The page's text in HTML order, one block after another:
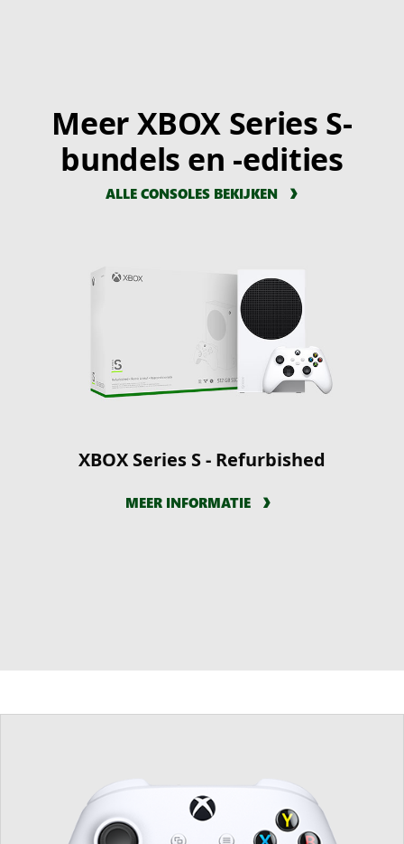
Meer XBOX Series S-
bundels en -edities
ALLE CONSOLES BEKIJKEN
XBOX Series S - Refurbished
MEER INFORMATIE